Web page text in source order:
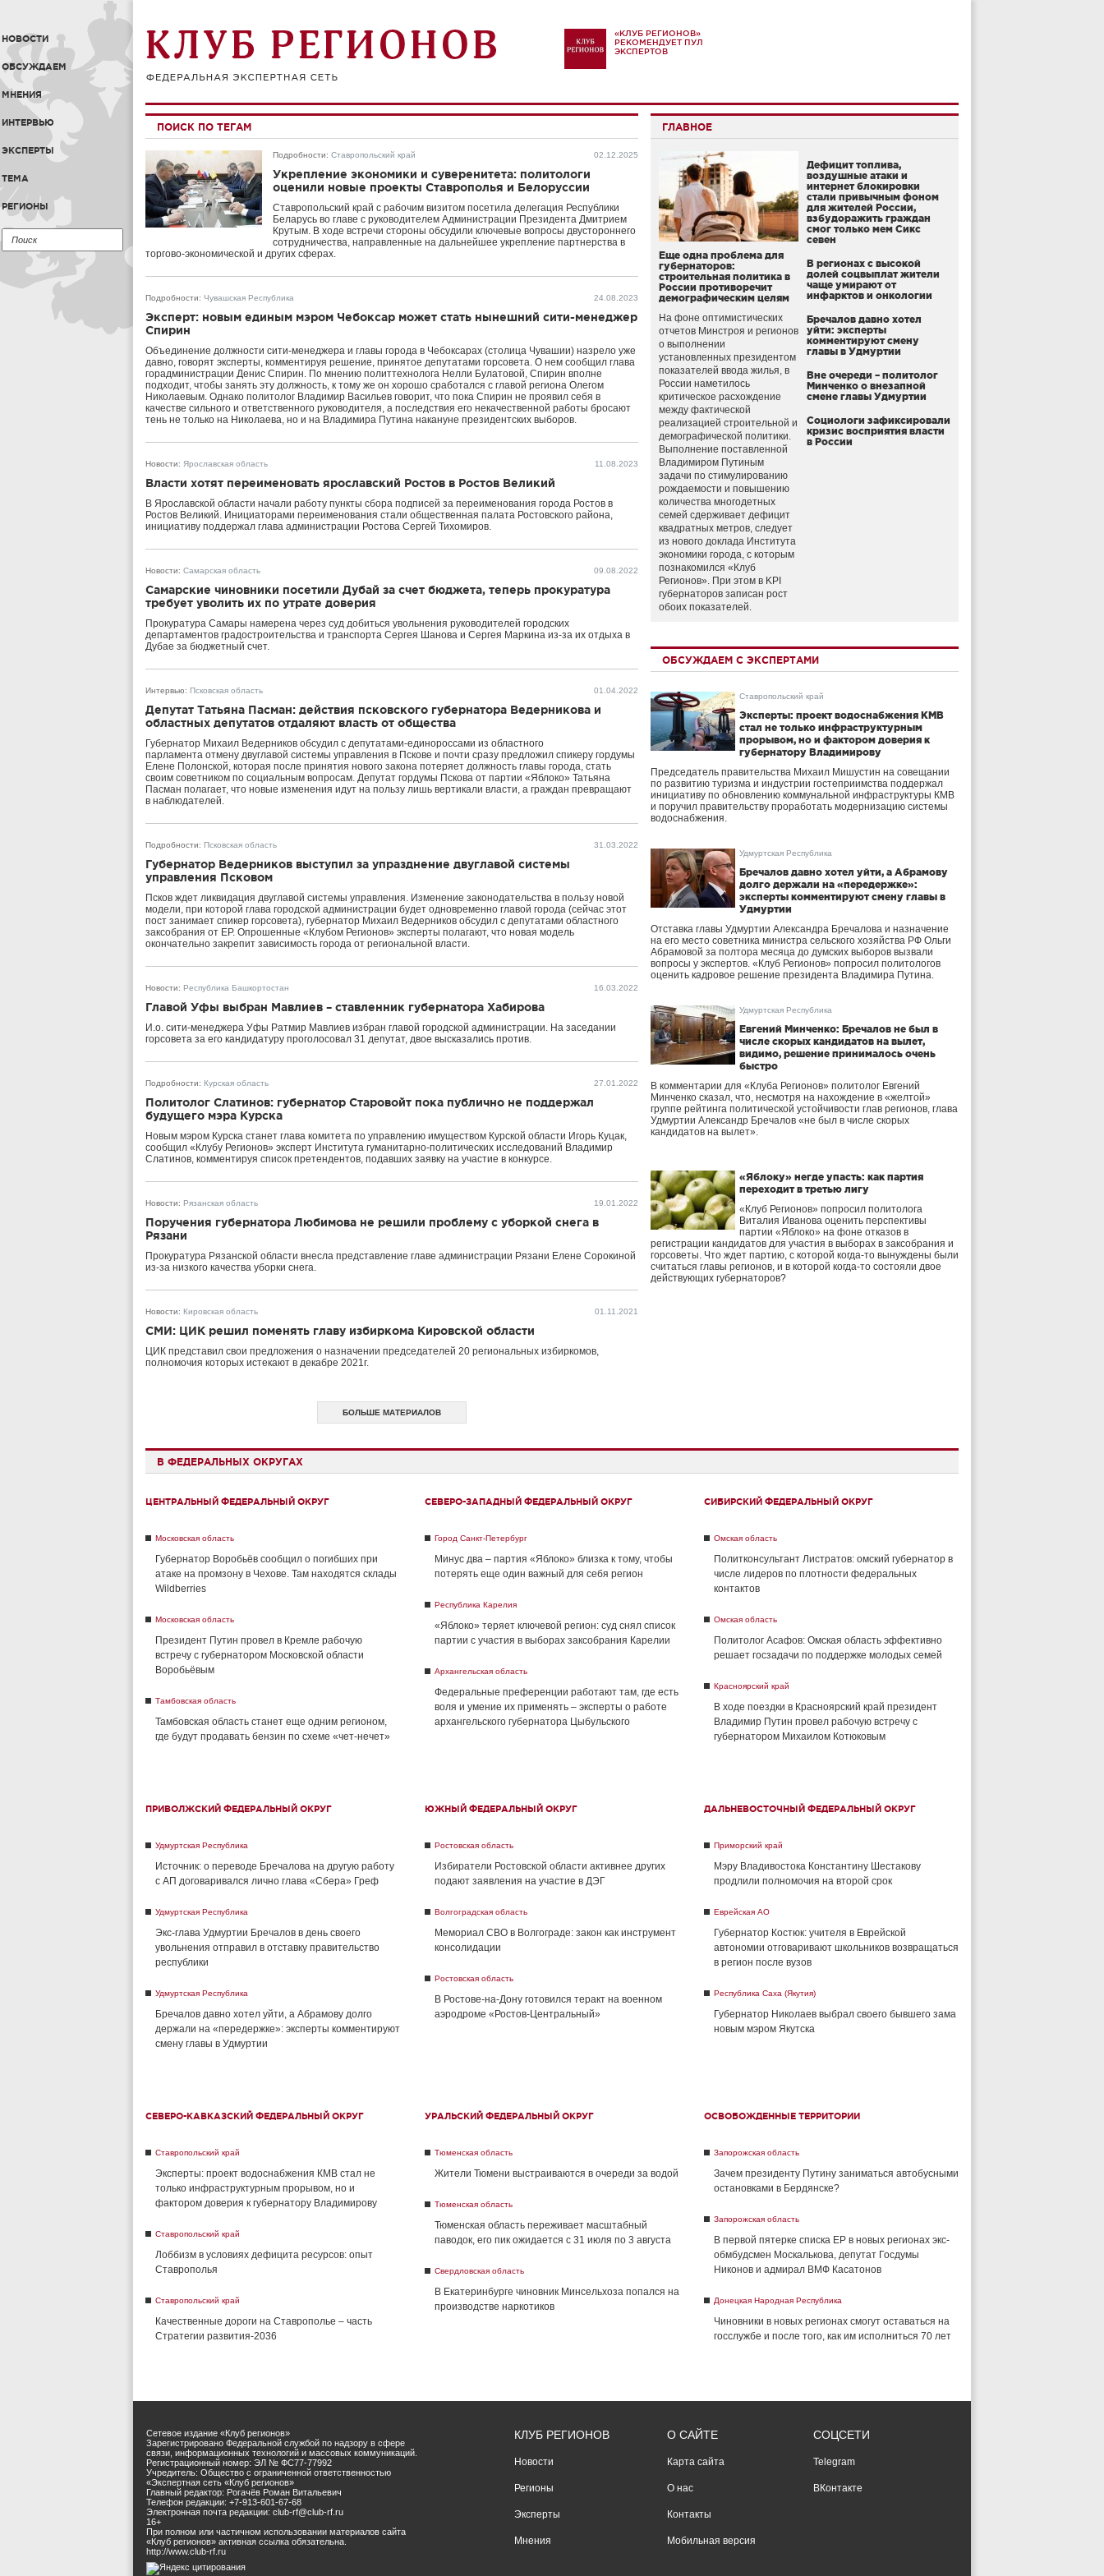
НОВОСТИ
ОБСУЖДАЕМ
МНЕНИЯ
ИНТЕРВЬЮ
ЭКСПЕРТЫ
ТЕМА
РЕГИОНЫ
«КЛУБ РЕГИОНОВ»
РЕКОМЕНДУЕТ ПУЛ
ЭКСПЕРТОВ
ПОИСК ПО ТЕГАМ
Подробности: Ставропольский край 02.12.2025
Укрепление экономики и суверенитета: политологи
оценили новые проекты Ставрополья и Белоруссии
Ставропольский край с рабочим визитом посетила делегация Республики
Беларусь во главе с руководителем Администрации Президента Дмитрием
Крутым. В ходе встречи стороны обсудили ключевые вопросы двустороннего
сотрудничества, направленные на дальнейшее укрепление партнерства в
торгово-экономической и других сферах.
Подробности: Чувашская Республика 24.08.2023
Эксперт: новым единым мэром Чебоксар может стать нынешний сити-менеджер
Спирин
Объединение должности сити-менеджера и главы города в Чебоксарах (столица Чувашии) назрело уже
давно, говорят эксперты, комментируя решение, принятое депутатами горсовета. О нем сообщил глава
горадминистрации Денис Спирин. По мнению политтехнолога Нелли Булатовой, Спирин вполне
подходит, чтобы занять эту должность, к тому же он хорошо сработался с главой региона Олегом
Николаевым. Однако политолог Владимир Васильев говорит, что пока Спирин не проявил себя в
качестве сильного и ответственного руководителя, а последствия его некачественной работы бросают
тень не только на Николаева, но и на Владимира Путина накануне президентских выборов.
Новости: Ярославская область 11.08.2023
Власти хотят переименовать ярославский Ростов в Ростов Великий
В Ярославской области начали работу пункты сбора подписей за переименования города Ростов в
Ростов Великий. Инициаторами переименования стали общественная палата Ростовского района,
инициативу поддержал глава администрации Ростова Сергей Тихомиров.
Новости: Самарская область 09.08.2022
Самарские чиновники посетили Дубай за счет бюджета, теперь прокуратура
требует уволить их по утрате доверия
Прокуратура Самары намерена через суд добиться увольнения руководителей городских
департаментов градостроительства и транспорта Сергея Шанова и Сергея Маркина из-за их отдыха в
Дубае за бюджетный счет.
Интервью: Псковская область 01.04.2022
Депутат Татьяна Пасман: действия псковского губернатора Ведерникова и
областных депутатов отдаляют власть от общества
Губернатор Михаил Ведерников обсудил с депутатами-единороссами из областного
парламента отмену двуглавой системы управления в Пскове и почти сразу предложил спикеру гордумы
Елене Полонской, которая после принятия нового закона потеряет должность главы города, стать
своим советником по социальным вопросам. Депутат гордумы Пскова от партии «Яблоко» Татьяна
Пасман полагает, что новые изменения идут на пользу лишь вертикали власти, а граждан превращают
в наблюдателей.
Подробности: Псковская область 31.03.2022
Губернатор Ведерников выступил за упразднение двуглавой системы
управления Псковом
Псков ждет ликвидация двуглавой системы управления. Изменение законодательства в пользу новой
модели, при которой глава городской администрации будет одновременно главой города (сейчас этот
пост занимает спикер горсовета), губернатор Михаил Ведерников обсудил с депутатами областного
заксобрания от ЕР. Опрошенные «Клубом Регионов» эксперты полагают, что новая модель
окончательно закрепит зависимость города от региональной власти.
Новости: Республика Башкортостан 16.03.2022
Главой Уфы выбран Мавлиев – ставленник губернатора Хабирова
И.о. сити-менеджера Уфы Ратмир Мавлиев избран главой городской администрации. На заседании
горсовета за его кандидатуру проголосовал 31 депутат, двое высказались против.
Подробности: Курская область 27.01.2022
Политолог Слатинов: губернатор Старовойт пока публично не поддержал
будущего мэра Курска
Новым мэром Курска станет глава комитета по управлению имуществом Курской области Игорь Куцак,
сообщил «Клубу Регионов» эксперт Института гуманитарно-политических исследований Владимир
Слатинов, комментируя список претендентов, подавших заявку на участие в конкурсе.
Новости: Рязанская область 19.01.2022
Поручения губернатора Любимова не решили проблему с уборкой снега в
Рязани
Прокуратура Рязанской области внесла представление главе администрации Рязани Елене Сорокиной
из-за низкого качества уборки снега.
Новости: Кировская область 01.11.2021
СМИ: ЦИК решил поменять главу избиркома Кировской области
ЦИК представил свои предложения о назначении председателей 20 региональных избиркомов,
полномочия которых истекают в декабре 2021г.
БОЛЬШЕ МАТЕРИАЛОВ
ГЛАВНОЕ
Еще одна проблема для
губернаторов:
строительная политика в
России противоречит
демографическим целям
На фоне оптимистических
отчетов Минстроя и регионов
о выполнении
установленных президентом
показателей ввода жилья, в
России наметилось
критическое расхождение
между фактической
реализацией строительной и
демографической политики.
Выполнение поставленной
Владимиром Путиным
задачи по стимулированию
рождаемости и повышению
количества многодетных
семей сдерживает дефицит
квадратных метров, следует
из нового доклада Института
экономики города, с которым
познакомился «Клуб
Регионов». При этом в KPI
губернаторов записан рост
обоих показателей.
Дефицит топлива,
воздушные атаки и
интернет блокировки
стали привычным фоном
для жителей России,
взбудоражить граждан
смог только мем Сикс
севен
В регионах с высокой
долей соцвыплат жители
чаще умирают от
инфарктов и онкологии
Бречалов давно хотел
уйти: эксперты
комментируют смену
главы в Удмуртии
Вне очереди – политолог
Минченко о внезапной
смене главы Удмуртии
Социологи зафиксировали
кризис восприятия власти
в России
ОБСУЖДАЕМ С ЭКСПЕРТАМИ
Ставропольский край
Эксперты: проект водоснабжения КМВ
стал не только инфраструктурным
прорывом, но и фактором доверия к
губернатору Владимирову
Председатель правительства Михаил Мишустин на совещании
по развитию туризма и индустрии гостеприимства поддержал
инициативу по обновлению коммунальной инфраструктуры КМВ
и поручил правительству проработать модернизацию системы
водоснабжения.
Удмуртская Республика
Бречалов давно хотел уйти, а Абрамову
долго держали на «передержке»:
эксперты комментируют смену главы в
Удмуртии
Отставка главы Удмуртии Александра Бречалова и назначение
на его место советника министра сельского хозяйства РФ Ольги
Абрамовой за полтора месяца до думских выборов вызвали
вопросы у экспертов. «Клуб Регионов» попросил политологов
оценить кадровое решение президента Владимира Путина.
Удмуртская Республика
Евгений Минченко: Бречалов не был в
числе скорых кандидатов на вылет,
видимо, решение принималось очень
быстро
В комментарии для «Клуба Регионов» политолог Евгений
Минченко сказал, что, несмотря на нахождение в «желтой»
группе рейтинга политической устойчивости глав регионов, глава
Удмуртии Александр Бречалов «не был в числе скорых
кандидатов на вылет».
«Яблоку» негде упасть: как партия
переходит в третью лигу
«Клуб Регионов» попросил политолога
Виталия Иванова оценить перспективы
партии «Яблоко» на фоне отказов в
регистрации кандидатов для участия в выборах в заксобрания и
горсоветы. Что ждет партию, с которой когда-то вынуждены были
считаться главы регионов, и в которой когда-то состояли двое
действующих губернаторов?
В ФЕДЕРАЛЬНЫХ ОКРУГАХ
ЦЕНТРАЛЬНЫЙ ФЕДЕРАЛЬНЫЙ ОКРУГ
Московская область
Губернатор Воробьёв сообщил о погибших при
атаке на промзону в Чехове. Там находятся склады
Wildberries
Московская область
Президент Путин провел в Кремле рабочую
встречу с губернатором Московской области
Воробьёвым
Тамбовская область
Тамбовская область станет еще одним регионом,
где будут продавать бензин по схеме «чет-нечет»
СЕВЕРО-ЗАПАДНЫЙ ФЕДЕРАЛЬНЫЙ ОКРУГ
Город Санкт-Петербург
Минус два – партия «Яблоко» близка к тому, чтобы
потерять еще один важный для себя регион
Республика Карелия
«Яблоко» теряет ключевой регион: суд снял список
партии с участия в выборах заксобрания Карелии
Архангельская область
Федеральные преференции работают там, где есть
воля и умение их применять – эксперты о работе
архангельского губернатора Цыбульского
СИБИРСКИЙ ФЕДЕРАЛЬНЫЙ ОКРУГ
Омская область
Политконсультант Листратов: омский губернатор в
числе лидеров по плотности федеральных
контактов
Омская область
Политолог Асафов: Омская область эффективно
решает госзадачи по поддержке молодых семей
Красноярский край
В ходе поездки в Красноярский край президент
Владимир Путин провел рабочую встречу с
губернатором Михаилом Котюковым
ПРИВОЛЖСКИЙ ФЕДЕРАЛЬНЫЙ ОКРУГ
Удмуртская Республика
Источник: о переводе Бречалова на другую работу
с АП договаривался лично глава «Сбера» Греф
Удмуртская Республика
Экс-глава Удмуртии Бречалов в день своего
увольнения отправил в отставку правительство
республики
Удмуртская Республика
Бречалов давно хотел уйти, а Абрамову долго
держали на «передержке»: эксперты комментируют
смену главы в Удмуртии
ЮЖНЫЙ ФЕДЕРАЛЬНЫЙ ОКРУГ
Ростовская область
Избиратели Ростовской области активнее других
подают заявления на участие в ДЭГ
Волгоградская область
Мемориал СВО в Волгограде: закон как инструмент
консолидации
Ростовская область
В Ростове-на-Дону готовился теракт на военном
аэродроме «Ростов-Центральный»
ДАЛЬНЕВОСТОЧНЫЙ ФЕДЕРАЛЬНЫЙ ОКРУГ
Приморский край
Мэру Владивостока Константину Шестакову
продлили полномочия на второй срок
Еврейская АО
Губернатор Костюк: учителя в Еврейской
автономии отговаривают школьников возвращаться
в регион после вузов
Республика Саха (Якутия)
Губернатор Николаев выбрал своего бывшего зама
новым мэром Якутска
СЕВЕРО-КАВКАЗСКИЙ ФЕДЕРАЛЬНЫЙ ОКРУГ
Ставропольский край
Эксперты: проект водоснабжения КМВ стал не
только инфраструктурным прорывом, но и
фактором доверия к губернатору Владимирову
Ставропольский край
Лоббизм в условиях дефицита ресурсов: опыт
Ставрополья
Ставропольский край
Качественные дороги на Ставрополье – часть
Стратегии развития-2036
УРАЛЬСКИЙ ФЕДЕРАЛЬНЫЙ ОКРУГ
Тюменская область
Жители Тюмени выстраиваются в очереди за водой
Тюменская область
Тюменская область переживает масштабный
паводок, его пик ожидается с 31 июля по 3 августа
Свердловская область
В Екатеринбурге чиновник Минсельхоза попался на
производстве наркотиков
ОСВОБОЖДЕННЫЕ ТЕРРИТОРИИ
Запорожская область
Зачем президенту Путину заниматься автобусными
остановками в Бердянске?
Запорожская область
В первой пятерке списка ЕР в новых регионах экс-
обмбудсмен Москалькова, депутат Госдумы
Никонов и адмирал ВМФ Касатонов
Донецкая Народная Республика
Чиновники в новых регионах смогут оставаться на
госслужбе и после того, как им исполниться 70 лет
Сетевое издание «Клуб регионов»
Зарегистрировано Федеральной службой по надзору в сфере
связи, информационных технологий и массовых коммуникаций.
Регистрационный номер: ЭЛ № ФС77-77992
Учредитель: Общество с ограниченной ответственностью
«Экспертная сеть «Клуб регионов»
Главный редактор: Рогачёв Роман Витальевич
Телефон редакции: +7-913-601-67-68
Электронная почта редакции: club-rf@club-rf.ru
16+
При полном или частичном использовании материалов сайта
«Клуб регионов» активная ссылка обязательна.
http://www.club-rf.ru
КЛУБ РЕГИОНОВ
Новости
Регионы
Эксперты
Мнения
О САЙТЕ
Карта сайта
О нас
Контакты
Мобильная версия
СОЦСЕТИ
Telegram
ВКонтакте